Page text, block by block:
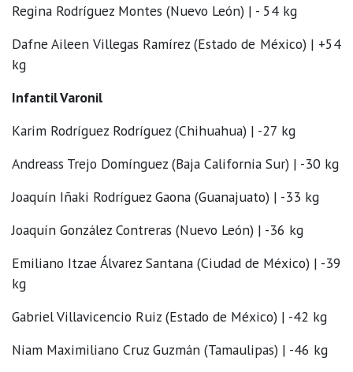
Regina Rodríguez Montes (Nuevo León) | - 54 kg
Dafne Aileen Villegas Ramírez (Estado de México) | +54
kg
Infantil Varonil
Karim Rodríguez Rodríguez (Chihuahua) | -27 kg
Andreass Trejo Domínguez (Baja California Sur) | -30 kg
Joaquín Iñaki Rodríguez Gaona (Guanajuato) | -33 kg
Joaquín González Contreras (Nuevo León) | -36 kg
Emiliano Itzae Álvarez Santana (Ciudad de México) | -39
kg
Gabriel Villavicencio Ruiz (Estado de México) | -42 kg
Niam Maximiliano Cruz Guzmán (Tamaulipas) | -46 kg